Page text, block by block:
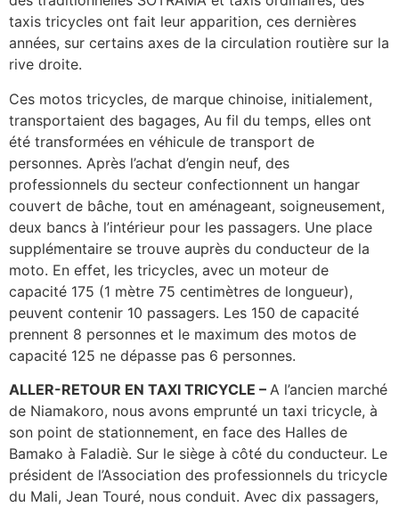
taxis tricycles ont fait leur apparition, ces dernières
années, sur certains axes de la circulation routière sur la
rive droite.
Ces motos tricycles, de marque chinoise, initialement,
transportaient des bagages, Au fil du temps, elles ont
été transformées en véhicule de transport de
personnes. Après l’achat d’engin neuf, des
professionnels du secteur confectionnent un hangar
couvert de bâche, tout en aménageant, soigneusement,
deux bancs à l’intérieur pour les passagers. Une place
supplémentaire se trouve auprès du conducteur de la
moto. En effet, les tricycles, avec un moteur de
capacité 175 (1 mètre 75 centimètres de longueur),
peuvent contenir 10 passagers. Les 150 de capacité
prennent 8 personnes et le maximum des motos de
capacité 125 ne dépasse pas 6 personnes.
ALLER-RETOUR EN TAXI TRICYCLE – A l’ancien marché
de Niamakoro, nous avons emprunté un taxi tricycle, à
son point de stationnement, en face des Halles de
Bamako à Faladiè. Sur le siège à côté du conducteur. Le
président de l’Association des professionnels du tricycle
du Mali, Jean Touré, nous conduit. Avec dix passagers,